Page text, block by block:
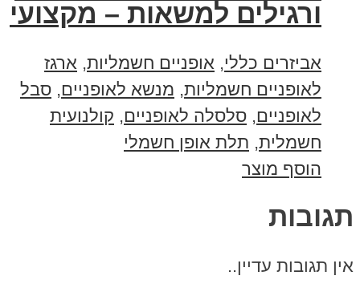
ורגילים למשאות – מקצועי
אביזרים כללי, אופניים חשמליות, ארגז
לאופניים חשמליות, מנשא לאופניים, סבל
לאופניים, סלסלה לאופניים, קולנועית
חשמלית, תלת אופן חשמלי
הוסף מוצר
תגובות
אין תגובות עדיין..